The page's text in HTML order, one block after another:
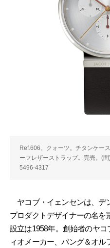
Ref.606。クォーツ。チタンケー
ーフレザーストラップ。完売。(
5496-4317
ヤコブ・イェンセンは、デ
プロダクトデザイナーの名を
設立は1958年。創始者のヤ
ィオメーカー、バング＆オル